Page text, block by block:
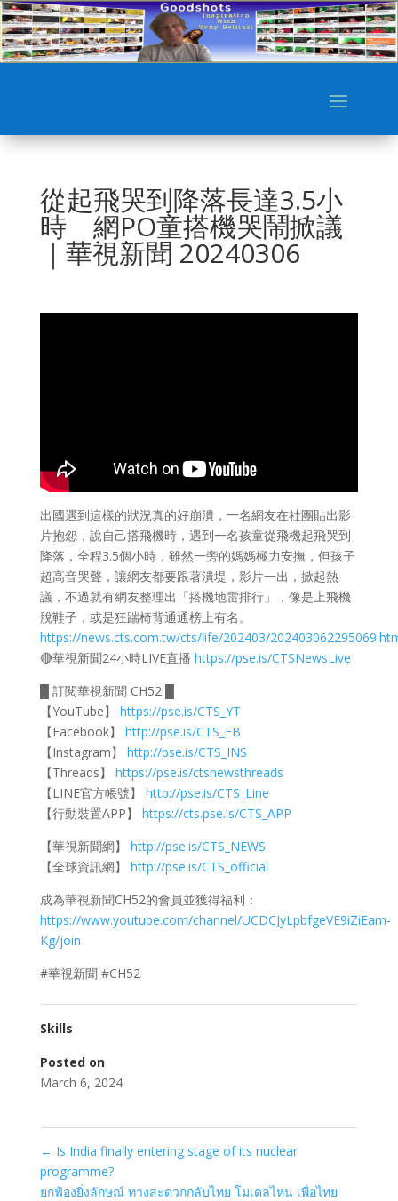
從起飛哭到降落長達3.5小
時 網PO童搭機哭鬧掀議
｜華視新聞 20240306
出國遇到這樣的狀況真的好崩潰，一名網友在社團貼出影
片抱怨，說自己搭飛機時，遇到一名孩童從飛機起飛哭到
降落，全程3.5個小時，雖然一旁的媽媽極力安撫，但孩子
超高音哭聲，讓網友都要跟著潰堤，影片一出，掀起熱
議，不過就有網友整理出「搭機地雷排行」，像是上飛機
脫鞋子，或是狂踹椅背通通榜上有名。
https://news.cts.com.tw/cts/life/202403/
🔴華視新聞24小時LIVE直播 https://pse.is/CTSNewsLive
█ 訂閱華視新聞 CH52 █
【YouTube】 https://pse.is/CTS_YT
【Facebook】 http://pse.is/CTS_FB
【Instagram】 http://pse.is/CTS_INS
【Threads】 https://pse.is/ctsnewsthreads
【LINE官方帳號】 http://pse.is/CTS_Line
【行動裝置APP】 https://cts.pse.is/CTS_APP
【華視新聞網】 http://pse.is/CTS_NEWS
【全球資訊網】 http://pse.is/CTS_official
成為華視新聞CH52的會員並獲得福利：
https://www.youtube.com/channel/UCDCJyLpbfgeVE9iZiEam-
Kg/join
#華視新聞 #CH52
Skills
Posted on
March 6, 2024
← Is India finally entering stage of its nuclear
programme?
ยกฟ้องยิ่งลักษณ์ ทางสะดวกกลับไทย โมเดลไหน เพื่อไทย